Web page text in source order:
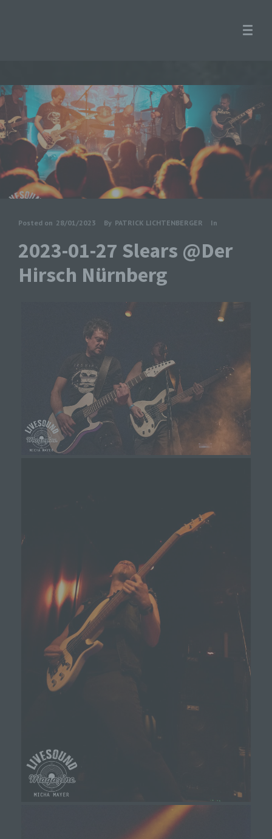
Posted on 28/01/2023 By PATRICK LICHTENBERGER In
2023-01-27 Slears @Der
Hirsch Nürnberg